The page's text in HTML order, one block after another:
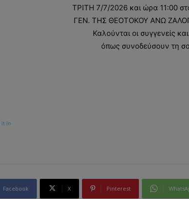
ΤΡΙΤΗ 7/7/2026 και ώρα 11:00
ΓΕΝ. ΤΗΣ ΘΕΟΤΟΚΟΥ ΑΝΩ
Καλούνται οι συγγενείς και
όπως συνοδεύσουν τη
it in
Facebook X Pinterest